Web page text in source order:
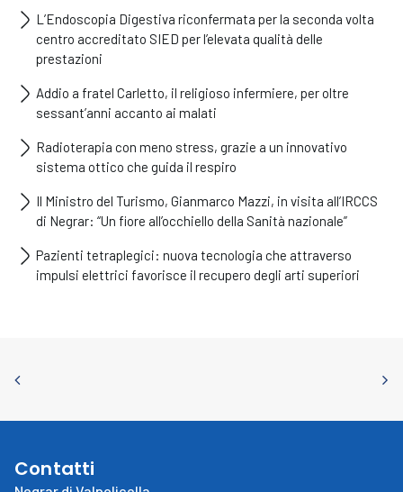
L’Endoscopia Digestiva riconfermata per la seconda volta
centro accreditato SIED per l’elevata qualità delle
prestazioni
Addio a fratel Carletto, il religioso infermiere, per oltre
sessant’anni accanto ai malati
Radioterapia con meno stress, grazie a un innovativo
sistema ottico che guida il respiro
Il Ministro del Turismo, Gianmarco Mazzi, in visita all’IRCCS
di Negrar: “Un fiore all’occhiello della Sanità nazionale”
Pazienti tetraplegici: nuova tecnologia che attraverso
impulsi elettrici favorisce il recupero degli arti superiori
Contatti